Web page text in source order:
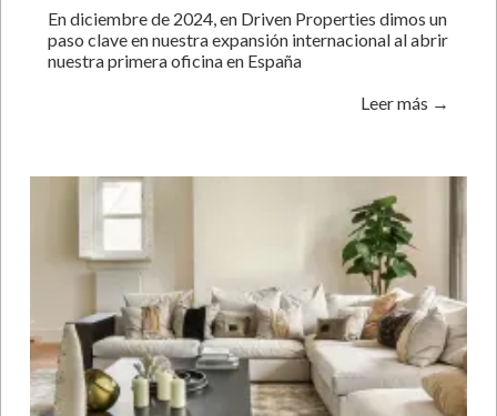
En diciembre de 2024, en Driven Properties dimos un
paso clave en nuestra expansión internacional al abrir
nuestra primera oficina en España
Leer más →